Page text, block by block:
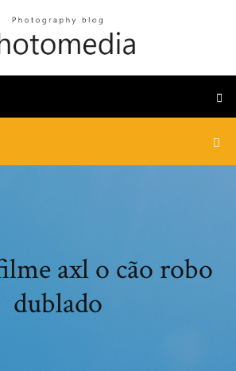
axl o cão robo
dublado